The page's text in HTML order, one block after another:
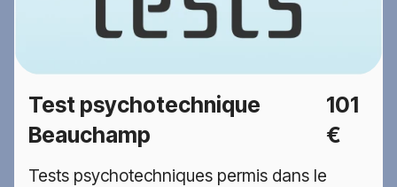
Test psychotechnique
Beauchamp
101
€
Tests psychotechniques permis dans le